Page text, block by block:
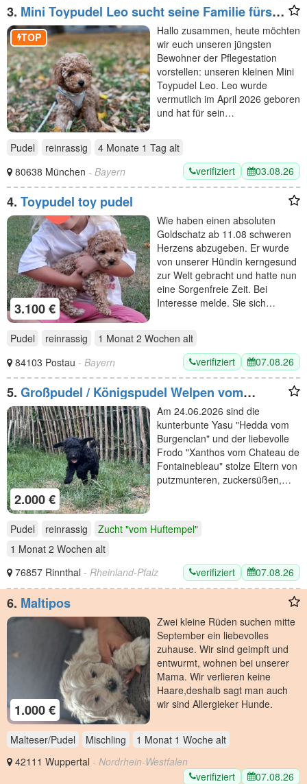
3. Mini Toypudel Leo sucht seine Familie fürs
Leben
TOP
Hallo zusammen, heute möchten
wir euch unseren jüngsten
Bewohner der Pflegestation
vorstellen: unseren kleinen Mini
Toypudel Leo. Leo wurde
vermutlich im April 2026 geboren
und hat für sein…
Pudel reinrassig 4 Monate 1 Tag alt
80638 München - Bayern verifiziert 03.08.26
4. Toypudel toy pudel
3.100 €
Wie haben einen absoluten
Goldschatz ab 11.08 schweren
Herzens abzugeben. Er wurde
von unserer Hündin kerngesund
zur Welt gebracht und hatte nun
eine Sorgenfreie Zeit. Bei
Interesse melde. Sie sich…
Pudel reinrassig 1 Monat 2 Wochen alt
84103 Postau - Bayern verifiziert 07.08.26
5. Großpudel / Königspudel Welpen vom
Huftempel
2.000 €
Am 24.06.2026 sind die
kunterbunte Yasu "Hedda vom
Burgenclan" und der liebevolle
Frodo "Xanthos vom Chateau de
Fontainebleau" stolze Eltern von
putzmunteren, zuckersüßen,…
Pudel reinrassig
Zucht "vom Huftempel"
1 Monat 2 Wochen alt
76857 Rinnthal - Rheinland-Pfalz verifiziert 07.08.26
6. Maltipos
1.000 €
Zwei kleine Rüden suchen mitte
September ein liebevolles
zuhause. Wir sind geimpft und
entwurmt, wohnen bei unserer
Mama. Wir verlieren keine
Haare,deshalb sagt man auch
wir sind Allergieker Hunde.
Malteser/Pudel Mischling 1 Monat 1 Woche alt
42111 Wuppertal - Nordrhein-Westfalen
verifiziert
07.08.26